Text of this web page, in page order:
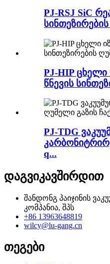
PJ-RSJ SiC
PJ-HIP ცხელი
წნევის
PJ-TDG
q...
დაგვიკავშირდით
შანდონგ პაიჯინის
კომპანია, შპს
+86 13963648819
wilcy@lu-gang.cn
თეგები